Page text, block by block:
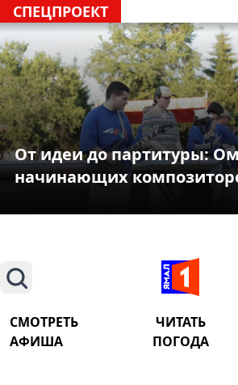
СПЕЦПРОЕКТ
От идеи до партитуры:
начинающих
Поиск
СМОТРЕТЬ ЧИТАТЬ
АФИША
ПОГОДА